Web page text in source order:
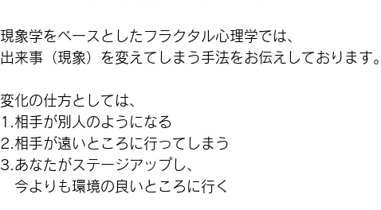
現象学をベースとしたフラクタル心理学では、
出来事（現象）を変えてしまう手法をお伝えしております。
変化の仕方としては、
1.相手が別人のようになる
2.相手が遠いところに行ってしまう
3.あなたがステージアップし、
今よりも環境の良いところに行く